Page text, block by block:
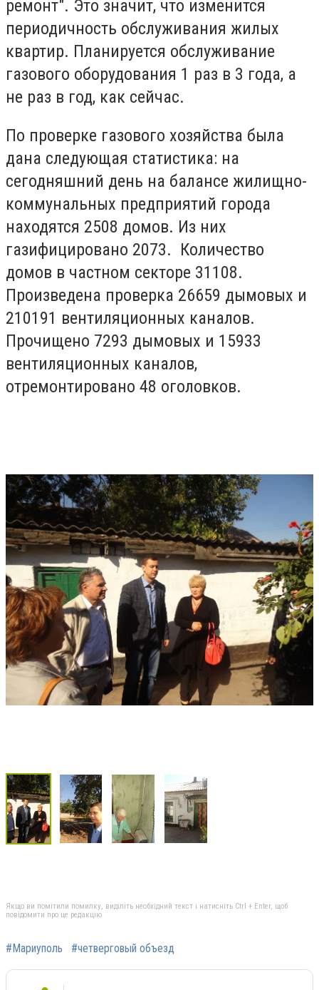
ремонт". Это значит, что изменится
периодичность обслуживания жилых
квартир. Планируется обслуживание
газового оборудования 1 раз в 3 года, а
не раз в год, как сейчас.
По проверке газового хозяйства была
дана следующая статистика: на
сегодняшний день на балансе жилищно-
коммунальных предприятий города
находятся 2508 домов. Из них
газифицировано 2073. Количество
домов в частном секторе 31108.
Произведена проверка 26659 дымовых и
210191 вентиляционных каналов.
Прочищено 7293 дымовых и 15933
вентиляционных каналов,
отремонтировано 48 оголовков.
Якщо ви помітили помилку, виділіть необхідний текст і натисніть Ctrl + Enter, щоб
повідомити про це редакцію
#Мариуполь #четверговый объезд